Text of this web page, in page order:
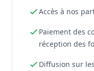
Accès à nos
Paiement des
réception des
Diffusion sur